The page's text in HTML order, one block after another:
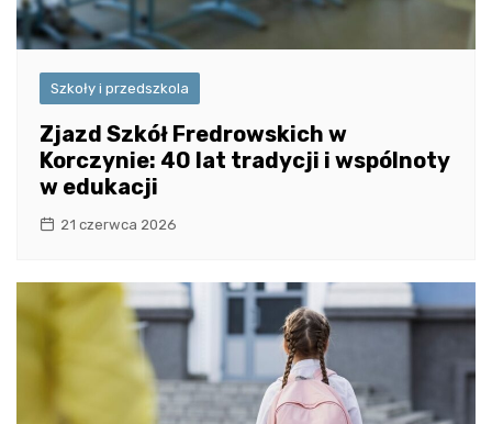
Szkoły i przedszkola
Zjazd Szkół Fredrowskich w
Korczynie: 40 lat tradycji i wspólnoty
w edukacji
21 czerwca 2026